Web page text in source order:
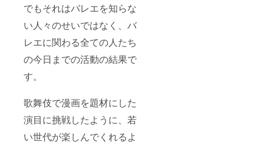
でもそれはバレエを知らな
い人々のせいではなく、バ
レエに関わる全ての人たち
の今日までの活動の結果で
す。
歌舞伎で漫画を題材にした
演目に挑戦したように、若
い世代が楽しんでくれるよ